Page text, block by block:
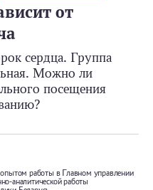
от
сердца. Группа
Можно ли
посещения
работы в Главном управлении
аналитической работы